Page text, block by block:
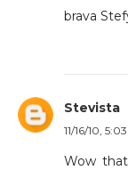
brava
Stevista
11/16/10,
Wow